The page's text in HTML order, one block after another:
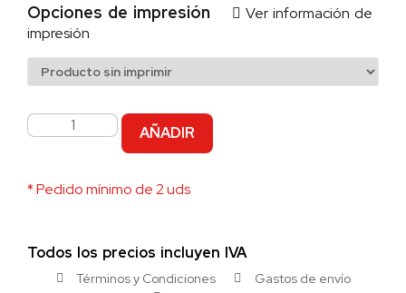
Opciones de impresión
Ver información de
impresión
AÑADIR
* Pedido mínimo de 2 uds
Todos los precios incluyen IVA
Términos y Condiciones
Gastos de envío